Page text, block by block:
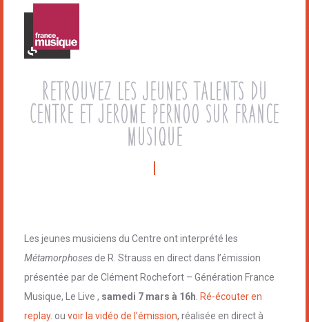
Retrouvez les jeunes talents du
Centre et Jerome pernoo sur france
musique
Les jeunes musiciens du Centre ont interprété les
Métamorphoses de R. Strauss en direct dans l’émission
présentée par de Clément Rochefort – Génération France
Musique, Le Live , samedi 7 mars à 16h Ré-écouter en
replay. ou voir la vidéo de l’émission, réalisée en direct à